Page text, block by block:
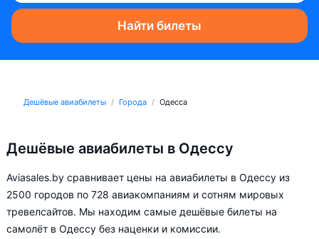
Найти билеты
Дешёвые авиабилеты Города Одесса
Дешёвые авиабилеты в Одессу
Aviasales.by сравнивает цены на авиабилеты в Одессу из
2500 городов по 728 авиакомпаниям и сотням мировых
тревелсайтов. Мы находим самые дешёвые билеты на
самолёт в Одессу без наценки и комиссии.